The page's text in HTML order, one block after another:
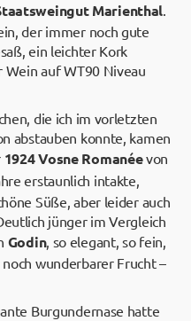
Marienthal.
der immer noch gute
ein leichter Kork
Wein auf WT90 Niveau
die ich im vorletzten
abstauben konnte, kamen
1924 Vosne Romanéevon
erstaunlich intakte,
Süße, aber leider auch
jünger im Vergleich
Godin, so elegant, so fein,
wunderbarer Frucht –
Burgundernase hatte